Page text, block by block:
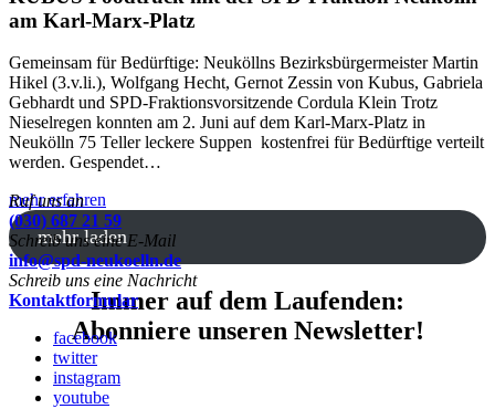
am Karl-Marx-Platz
Gemeinsam für Bedürftige: Neuköllns Bezirksbürgermeister Martin
Hikel (3.v.li.), Wolfgang Hecht, Gernot Zessin von Kubus, Gabriela
Gebhardt und SPD-Fraktionsvorsitzende Cordula Klein Trotz
Nieselregen konnten am 2. Juni auf dem Karl-Marx-Platz in
Neukölln 75 Teller leckere Suppen kostenfrei für Bedürftige verteilt
werden. Gespendet…
mehr erfahren
KUBUS
Foodtruck
mit
der
SPD-
Fraktion
Neukölln
Karl-
Marx-
mehr laden
Immer auf dem Laufenden:
Abonniere unseren Newsletter!
Ruf uns an
(030) 687 21 59
Schreib uns eine E-Mail
info@spd-neukoelln.de
Schreib uns eine Nachricht
Kontaktformular
facebook
twitter
instagram
youtube